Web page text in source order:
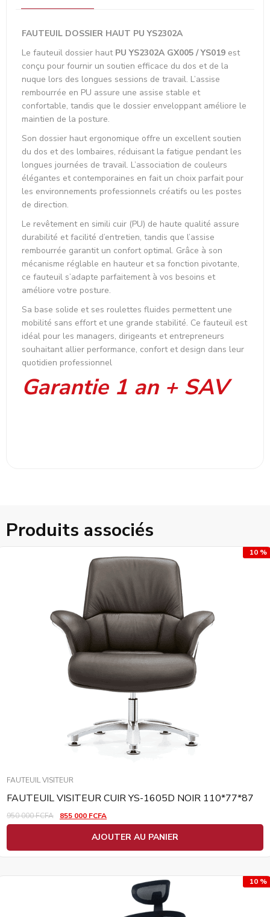
FAUTEUIL DOSSIER HAUT PU YS2302A
Le fauteuil dossier haut PU YS2302A GX005 / YS019 est
conçu pour fournir un soutien efficace du dos et de la
nuque lors des longues sessions de travail. L’assise
rembourrée en PU assure une assise stable et
confortable, tandis que le dossier enveloppant améliore le
maintien de la posture.
Son dossier haut ergonomique offre un excellent soutien
du dos et des lombaires, réduisant la fatigue pendant les
longues journées de travail. L’association de couleurs
élégantes et contemporaines en fait un choix parfait pour
les environnements professionnels créatifs ou les postes
de direction.
Le revêtement en simili cuir (PU) de haute qualité assure
durabilité et facilité d’entretien, tandis que l’assise
rembourrée garantit un confort optimal. Grâce à son
mécanisme réglable en hauteur et sa fonction pivotante,
ce fauteuil s’adapte parfaitement à vos besoins et
améliore votre posture.
Sa base solide et ses roulettes fluides permettent une
mobilité sans effort et une grande stabilité. Ce fauteuil est
idéal pour les managers, dirigeants et entrepreneurs
souhaitant allier performance, confort et design dans leur
quotidien professionnel
Garantie 1 an + SAV
Produits associés
10 %
FAUTEUIL VISITEUR
FAUTEUIL VISITEUR CUIR YS-1605D NOIR 110*77*87
950 000FCFA 855 000 FCFA
AJOUTER AU PANIER
10 %